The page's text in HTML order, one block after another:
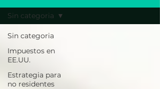
Sin categoria
Impuestos en
EE.UU.
Estrategia para
no residentes
Sin categoria